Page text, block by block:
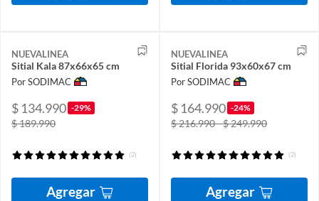
NUEVALINEA
Sitial Kala 87x66x65 cm
Por SODIMAC
$ 134.990 -29%
$ 189.990
(2)
Agregar
NUEVALINEA
Sitial Florida 93x60x67 cm
Por SODIMAC
$ 164.990 -24%
$ 216.990 - $ 249.990
(2)
Agregar